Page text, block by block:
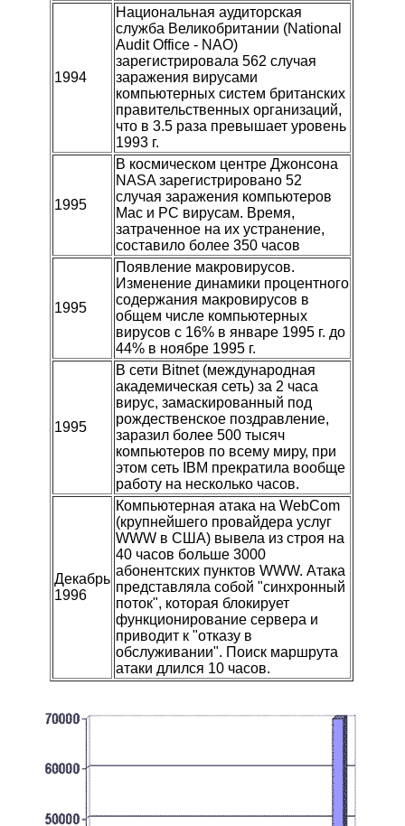
1994
Национальная аудиторская
служба Великобритании (National
Audit Office - NAO)
зарегистрировала 562 случая
заражения вирусами
компьютерных систем британских
правительственных организаций,
что в 3.5 раза превышает уровень
1993 г.
1995
В космическом центре Джонсона
NASA зарегистрировано 52
случая заражения компьютеров
Mac и PC вирусам. Время,
затраченное на их устранение,
составило более 350 часов
1995
Появление макровирусов.
Изменение динамики процентного
содержания макровирусов в
общем числе компьютерных
вирусов с 16% в январе 1995 г. до
44% в ноябре 1995 г.
1995
В сети Bitnet (международная
академическая сеть) за 2 часа
вирус, замаскированный под
рождественское поздравление,
заразил более 500 тысяч
компьютеров по всему миру, при
этом сеть IBM прекратила вообще
работу на несколько часов.
Декабрь
1996
Компьютерная атака на WebCom
(крупнейшего провайдера услуг
WWW в США) вывела из строя на
40 часов больше 3000
абонентских пунктов WWW. Атака
представляла собой "синхронный
поток", которая блокирует
функционирование сервера и
приводит к "отказу в
обслуживании". Поиск маршрута
атаки длился 10 часов.